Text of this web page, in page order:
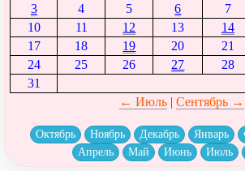
3
4 5 6 7
10
11 12 13 14
17
18 19 20 21
24
25 26 27 28
31
← Июль| Сентябрь →
Октябрь Ноябрь Декабрь Январь
Апрель
Май Июнь Июль